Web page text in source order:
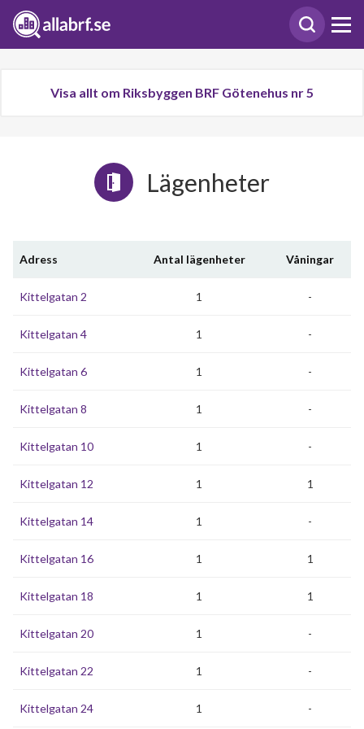
Visa allt om Riksbyggen BRF Götenehus nr 5
Lägenheter
Adress Antal lägenheter Våningar
Kittelgatan 2 1 -
Kittelgatan 4 1 -
Kittelgatan 6 1 -
Kittelgatan 8 1 -
Kittelgatan 10 1 -
Kittelgatan 12 1 1
Kittelgatan 14 1 -
Kittelgatan 16 1 1
Kittelgatan 18 1 1
Kittelgatan 20 1 -
Kittelgatan 22 1 -
Kittelgatan 24 1 -